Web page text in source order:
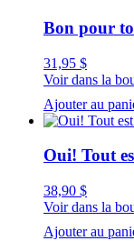
Bon pour
31,95 $
Voir dans la
Ajouter au
Oui! Tout
38,90 $
Voir dans la
Ajouter au